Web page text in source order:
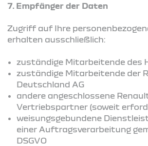
7. Empfänger der Daten
Zugriff auf Ihre
erhalten ausschließlich:
zuständige Mitarbeitende des
zuständige Mitarbeitende der
Deutschland AG
andere angeschlossene
Vertriebspartner (soweit
weisungsgebundene
einer Auftragsverarbeitung
DSGVO